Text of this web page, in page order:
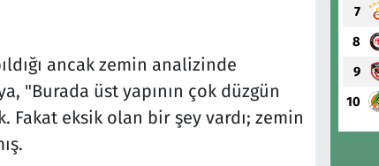
ancak zemin analizinde
"Burada üst yapının çok düzgün
Fakat eksik olan bir şey vardı; zemin
7
8
9
10